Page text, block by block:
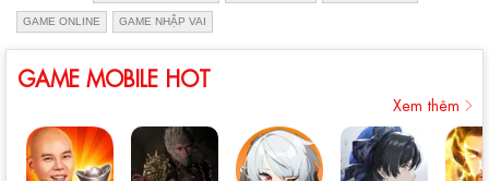
GAME ONLINE GAME NHẬP VAI
GAME MOBILE HOT
Xem thêm